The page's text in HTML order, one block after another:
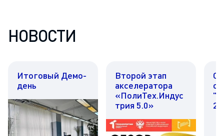
НОВОСТИ
Итоговый Демо-
день
Второй этап
акселератора
«ПолиТех.Индус
трия 5.0»